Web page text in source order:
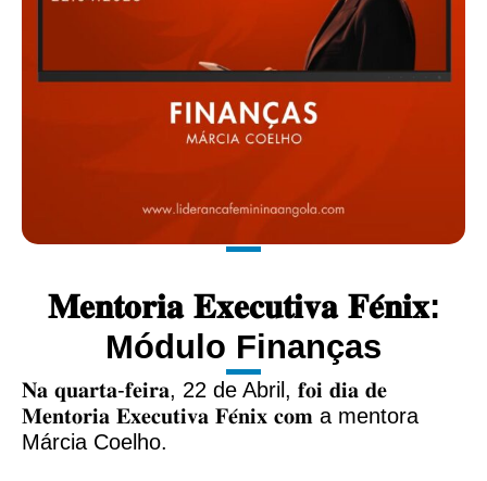
𝐌𝐞𝐧𝐭𝐨𝐫𝐢𝐚 𝐄𝐱𝐞𝐜𝐮𝐭𝐢𝐯𝐚 𝐅𝐞́𝐧𝐢𝐱:
Módulo Finanças
𝐍𝐚 𝐪𝐮𝐚𝐫𝐭𝐚-𝐟𝐞𝐢𝐫𝐚, 22 de Abril, 𝐟𝐨𝐢 𝐝𝐢𝐚 𝐝𝐞
𝐌𝐞𝐧𝐭𝐨𝐫𝐢𝐚 𝐄𝐱𝐞𝐜𝐮𝐭𝐢𝐯𝐚 𝐅𝐞́𝐧𝐢𝐱 𝐜𝐨𝐦 a mentora
Márcia Coelho.